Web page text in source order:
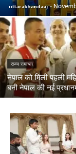
uttarakhandaaj -
राज्य समाचार
नेपाल को मिली पहली
बनी नेपाल की नई